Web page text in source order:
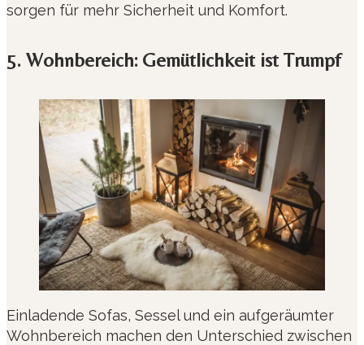
sorgen für mehr Sicherheit und Komfort.
5. Wohnbereich: Gemütlichkeit ist Trumpf
Einladende Sofas, Sessel und ein aufgeräumter
Wohnbereich machen den Unterschied zwischen